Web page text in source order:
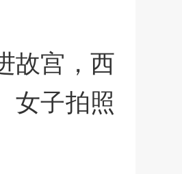
故宫，西
女子拍照